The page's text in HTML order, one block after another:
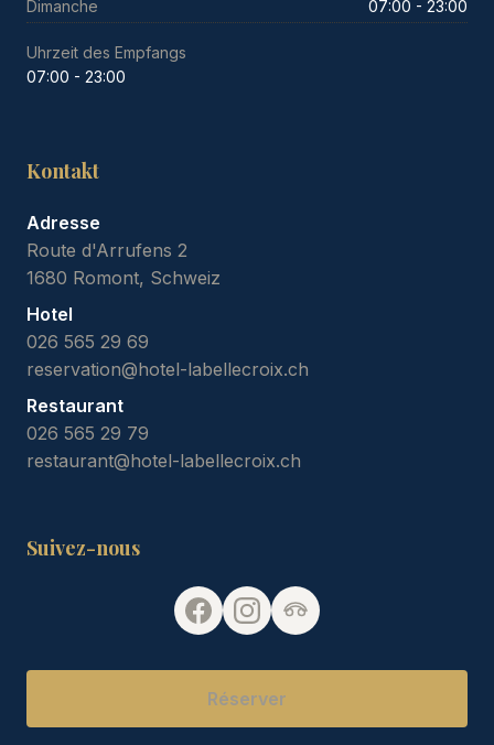
Dimanche 07:00 - 23:00
Uhrzeit des Empfangs
07:00 - 23:00
Kontakt
Adresse
Route d'Arrufens 2
1680 Romont, Schweiz
Hotel
026 565 29 69
reservation@hotel-labellecroix.ch
Restaurant
026 565 29 79
restaurant@hotel-labellecroix.ch
Suivez-nous
Réserver